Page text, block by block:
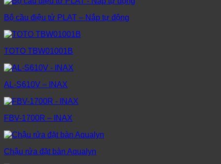
Bộ cầu điệu tử PLAT – Nắp tự động
TOTO TBW01001B
AL-S610V – INAX
FBV-1700R – INAX
Chậu rửa đặt bàn Aqualyn